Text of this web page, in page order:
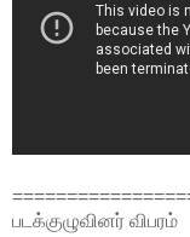
படக்குழுவினர் விபரம்